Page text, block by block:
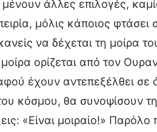
άλλες επιλογές,
μόλις κάποιος φτάσει
να δέχεται τη μοίρα
ορίζεται από τον
έχουν αντεπεξέλθει
κόσμου, θα συνοψίσουν
«Είναι μοιραίο!»